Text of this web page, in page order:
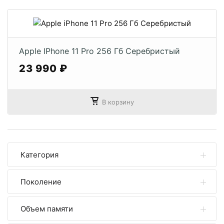
Apple IPhone 11 Pro 256 Гб Серебристый
23 990 ₽
В корзину
Категория
iPhone 17 Pro Max
iPhone 17 Pro
Поколение
смотреть все
Объем памяти